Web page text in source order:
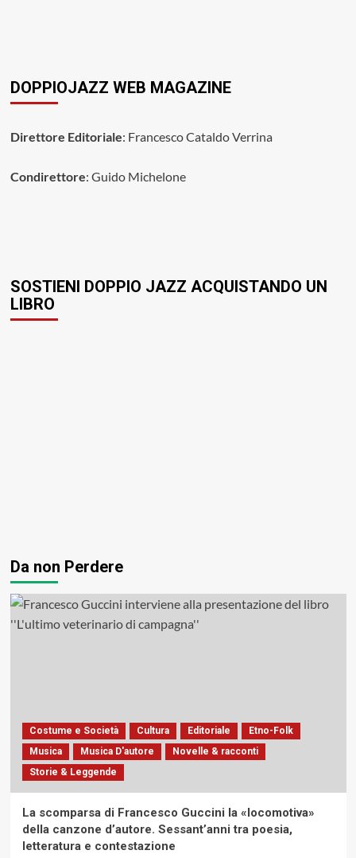
DOPPIOJAZZ WEB MAGAZINE
Direttore Editoriale: Francesco Cataldo Verrina
Condirettore: Guido Michelone
SOSTIENI DOPPIO JAZZ ACQUISTANDO UN
LIBRO
Da non Perdere
Costume e Società Cultura Editoriale
Etno-Folk
Musica
Musica D'autore
Novelle & racconti
Storie & Leggende
La scomparsa di Francesco Guccini la «locomotiva»
della canzone d’autore. Sessant’anni tra poesia,
letteratura e contestazione